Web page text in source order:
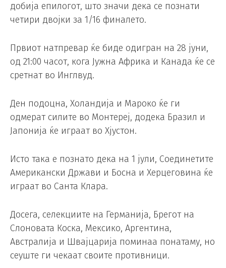
добија епилогот, што значи дека се познати
четири двојки за 1/16 финалето.
Првиот натпревар ќе биде одигран на 28 јуни,
од 21:00 часот, кога Јужна Африка и Канада ќе се
сретнат во Инглвуд.
Ден подоцна, Холандија и Мароко ќе ги
одмерат силите во Монтереј, додека Бразил и
Јапонија ќе играат во Хјустон.
Исто така е познато дека на 1 јули, Соединетите
Американски Држави и Босна и Херцеговина ќе
играат во Санта Клара.
Досега, селекциите на Германија, Брегот на
Слоновата Коска, Мексико, Аргентина,
Австралија и Швајцарија поминаа понатаму, но
сеуште ги чекаат своите противници.